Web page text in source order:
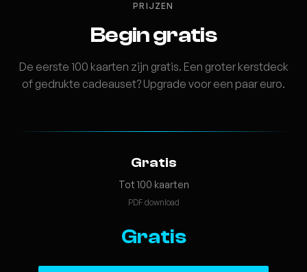
PRIJZEN
Begin gratis
De eerste 100 kaarten zijn gratis. Een groter kerstdeck
of gedrukte cadeauset? Upgrade voor een paar euro.
Gratis
Tot 100 kaarten
PDF download
Gratis